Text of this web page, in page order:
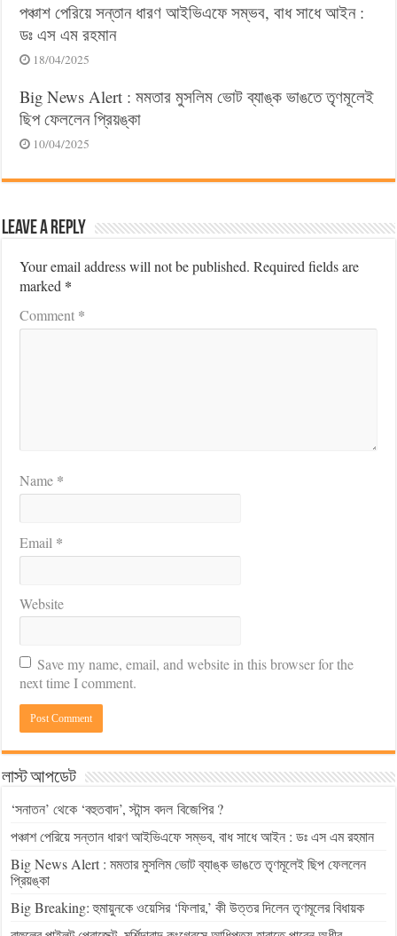
পঞ্চাশ পেরিয়ে সন্তান ধারণ আইভিএফে সম্ভব, বাধ সাধে আইন :
ডঃ এস এম রহমান
18/04/2025
Big News Alert : মমতার মুসলিম ভোট ব্যাঙ্ক ভাঙতে তৃণমূলেই
ছিপ ফেললেন প্রিয়ঙ্কা
10/04/2025
Leave a Reply
Your email address will not be published. Required fields are
marked *
Comment *
Name *
Email *
Website
Save my name, email, and website in this browser for the
next time I comment.
লাস্ট আপডেট
‘সনাতন’ থেকে ‘বহুতবাদ’, স্টান্স বদল বিজেপির ?
পঞ্চাশ পেরিয়ে সন্তান ধারণ আইভিএফে সম্ভব, বাধ সাধে আইন : ডঃ এস এম রহমান
Big News Alert : মমতার মুসলিম ভোট ব্যাঙ্ক ভাঙতে তৃণমূলেই ছিপ ফেললেন
প্রিয়ঙ্কা
Big Breaking: হুমায়ুনকে ওয়েসির ‘ফিলার,’ কী উত্তর দিলেন তৃণমূলের বিধায়ক